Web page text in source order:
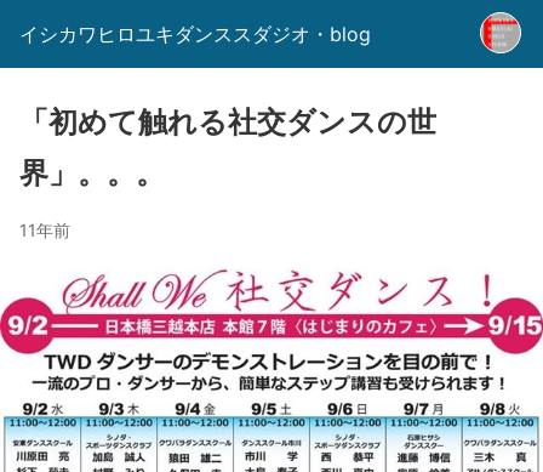
イシカワヒロユキダンススダジオ・blog
「初めて触れる社交ダンスの世
界」。。。
11年前